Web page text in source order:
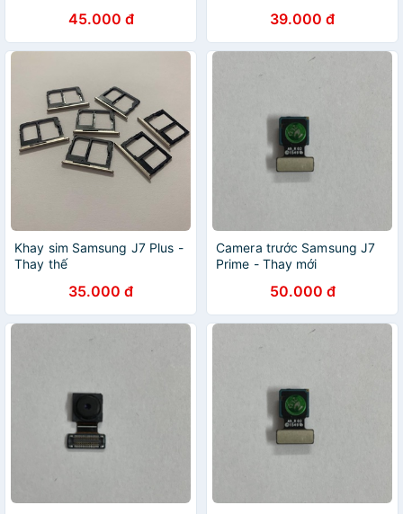
45.000 đ 39.000 đ
Khay sim Samsung J7 Plus -
Thay thế
35.000 đ
Camera trước Samsung J7
Prime - Thay mới
50.000 đ